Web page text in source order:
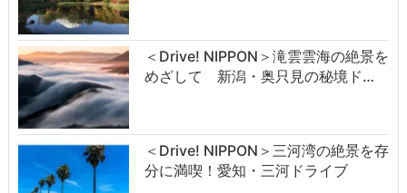
＜Drive! NIPPON＞滝雲雲海の絶景を
めざして 新潟・奥只見の秘境ド…
＜Drive! NIPPON＞三河湾の絶景を存
分に満喫！愛知・三河ドライブ